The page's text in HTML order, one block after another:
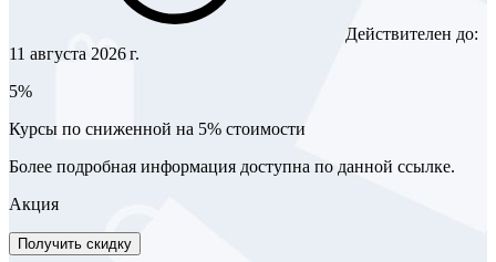
Действителен до:
11 августа 2026 г.
5%
Курсы по сниженной на 5% стоимости
Более подробная информация доступна по данной ссылке.
Акция
Получить скидку